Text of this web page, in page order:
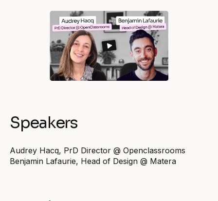
Speakers
Audrey Hacq, PrD Director @ Openclassrooms
Benjamin Lafaurie, Head of Design @ Matera